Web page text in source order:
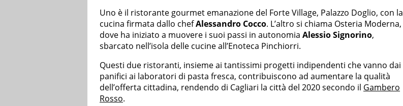
Uno è il ristorante gourmet emanazione del Forte Village, Palazzo Doglio, con la
cucina firmata dallo chefAlessandro Cocco. L’altro si chiama Osteria Moderna,
dove ha iniziato a muovere i suoi passi in autonomia Alessio Signorino,
sbarcato nell’isola delle cucine all’Enoteca Pinchiorri.
Questi due ristoranti, insieme ai tantissimi progetti indipendenti che vanno dai
panifici ai laboratori di pasta fresca, contribuiscono ad aumentare la qualità
dell’offerta cittadina, rendendo di Cagliari la città del 2020 secondo il Gambero
Rosso.